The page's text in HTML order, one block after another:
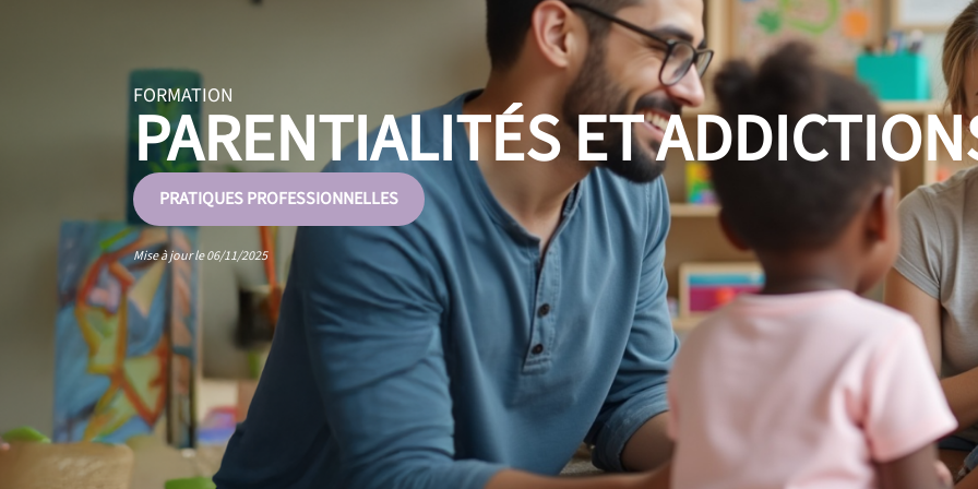
FORMATION
PARENTIALITÉS ET
PRATIQUES PROFESSIONNELLES
Mise à jour le 06/11/2025